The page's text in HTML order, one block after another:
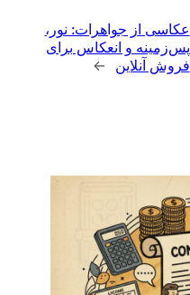
عکاسی از جواهرات: نور،
پس‌زمینه و انعکاس برای
فروش آنلاین
→